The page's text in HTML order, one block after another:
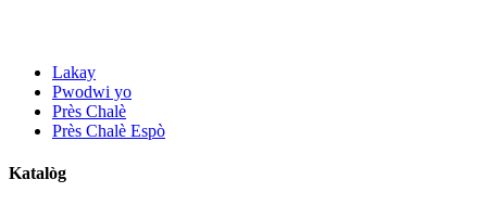
Lakay
Pwodwi yo
Près Chalè
Près Chalè Espò
Katalòg